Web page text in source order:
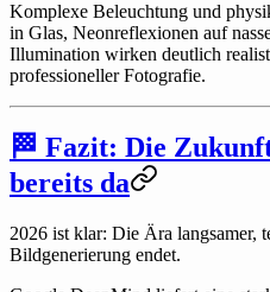
Komplexe Beleuchtung und
in Glas, Neonreflexionen auf
Illumination wirken deutlich
professioneller Fotografie.
🏁 Fazit: Die
bereits da
2026 ist klar: Die Ära langsamer,
Bildgenerierung endet.